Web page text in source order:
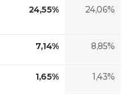
24,55% 24,06%
7,14% 8,85%
1,65% 1,43%